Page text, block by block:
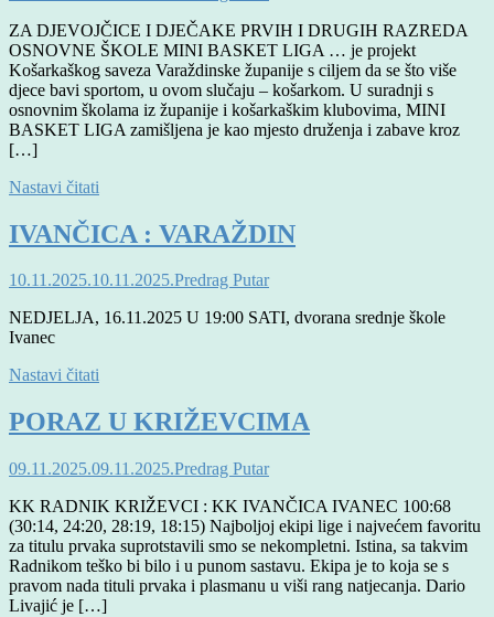
ZA DJEVOJČICE I DJEČAKE PRVIH I DRUGIH RAZREDA
OSNOVNE ŠKOLE MINI BASKET LIGA … je projekt
Košarkaškog saveza Varaždinske županije s ciljem da se što više
djece bavi sportom, u ovom slučaju – košarkom. U suradnji s
osnovnim školama iz županije i košarkaškim klubovima, MINI
BASKET LIGA zamišljena je kao mjesto druženja i zabave kroz
[…]
Nastavi čitati
IVANČICA : VARAŽDIN
10.11.2025.10.11.2025.Predrag Putar
NEDJELJA, 16.11.2025 U 19:00 SATI, dvorana srednje škole
Ivanec
Nastavi čitati
PORAZ U KRIŽEVCIMA
09.11.2025.09.11.2025.Predrag Putar
KK RADNIK KRIŽEVCI : KK IVANČICA IVANEC 100:68
(30:14, 24:20, 28:19, 18:15) Najboljoj ekipi lige i najvećem favoritu
za titulu prvaka suprotstavili smo se nekompletni. Istina, sa takvim
Radnikom teško bi bilo i u punom sastavu. Ekipa je to koja se s
pravom nada tituli prvaka i plasmanu u viši rang natjecanja. Dario
Livajić je […]